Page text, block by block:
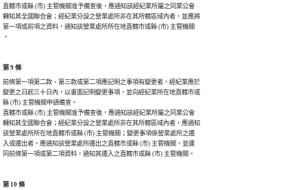
直轄市或縣 (市) 主管機關准予備查後，應通知該經紀業所屬之同業公會
轉知其全國聯合會；經紀業分設之營業處所非在其所轄區域內者，並應將
第一項或前項之資料，通知該營業處所所在地直轄市或縣 (市) 主管機關
第 9 條
前條第一項第二款、第三款或第二項應記明之事項有變更者，經紀業應於
變更之日起三十日內，以書面記明變更事項，並向經紀業所在地直轄市或
縣 (市) 主管機關申請備查。
直轄市或縣 (市) 主管機關准予備查後，應通知該經紀業所屬之同業公會
轉知其全國聯合會；經紀業分設之營業處所非在其所轄區域內者，應通知
該營業處所所在地直轄市或縣 (市) 主管機關；變更事項係營業處所之遷
入或遷出者，應通知該營業處所遷出之直轄市或縣 (市) 主管機關，並連
第 10 條